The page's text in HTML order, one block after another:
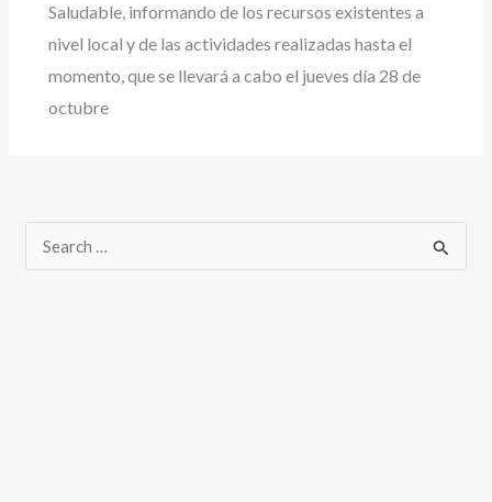
Saludable, informando de los recursos existentes a
nivel local y de las actividades realizadas hasta el
momento, que se llevará a cabo el jueves día 28 de
octubre